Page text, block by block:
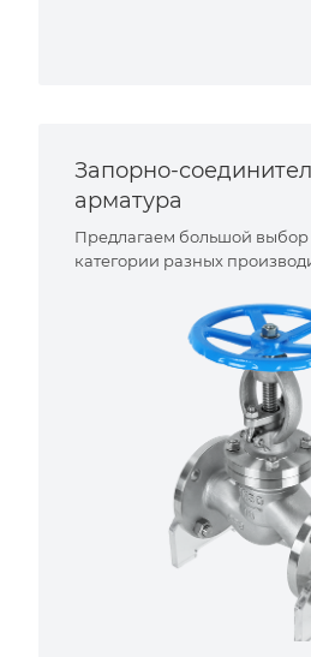
Запорно-
арматура
Предлагаем большой выбор
категории разных